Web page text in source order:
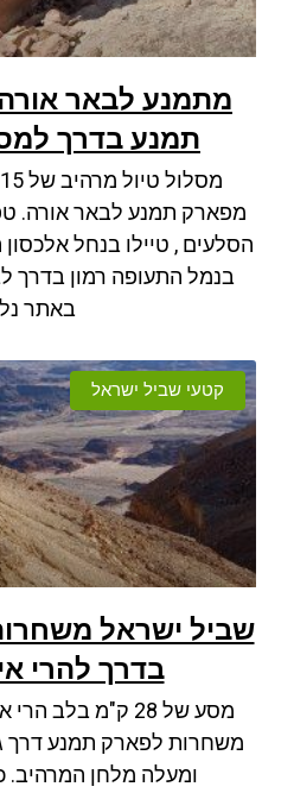
מתמנע לבאר
תמנע בדרך
מפארק תמנע לבאר אורה.
הסלעים , טיילו בנחל
בנמל התעופה רמון בדרך
באתר
קטעי שביל ישראל
שביל ישראל
בדרך להרי
מסע של 28 ק"מ
משחרות לפארק תמנע דרך
ומעלה מלחן המרהיב.